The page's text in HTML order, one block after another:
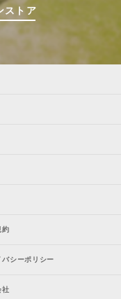
ストア
約
バシーポリシー
社